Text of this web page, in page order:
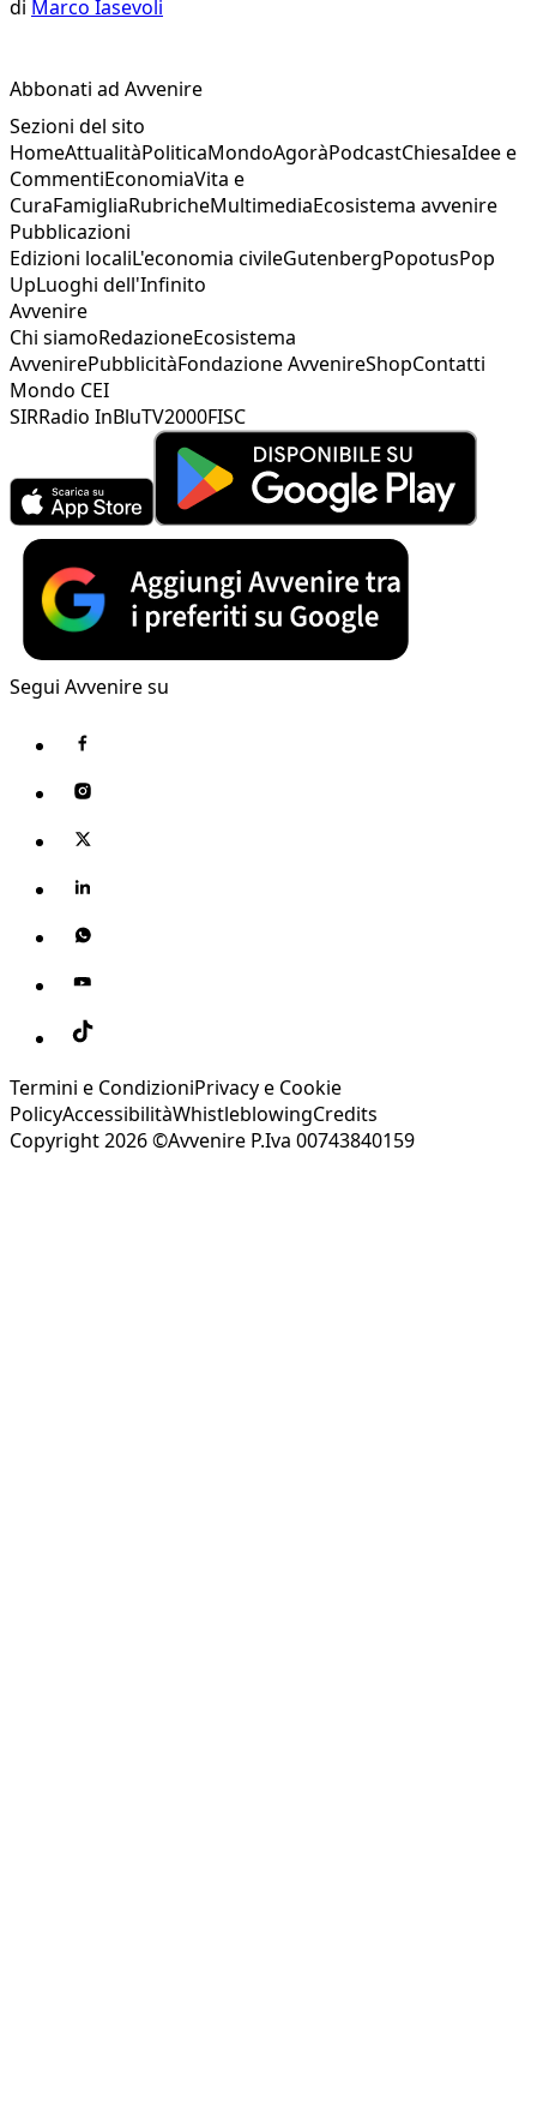
di Marco Iasevoli
Abbonati ad Avvenire
Sezioni del sito
HomeAttualitàPoliticaMondoAgoràPodcastChiesaIdee e
CommentiEconomiaVita e
CuraFamigliaRubricheMultimediaEcosistema avvenire
Pubblicazioni
Edizioni localiL'economia civileGutenbergPopotusPop
UpLuoghi dell'Infinito
Avvenire
Chi siamoRedazioneEcosistema
AvvenirePubblicitàFondazione AvvenireShopContatti
Mondo CEI
SIRRadio InBluTV2000FISC
Segui Avvenire su
Termini e CondizioniPrivacy e Cookie
PolicyAccessibilitàWhistleblowingCredits
Copyright 2026 ©Avvenire P.Iva 00743840159